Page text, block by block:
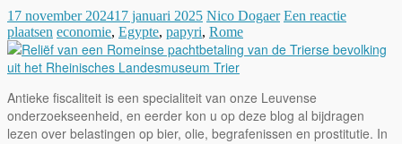
17 november 202417 januari 2025 Nico Dogaer Een reactie
plaatsen economie, Egypte, papyri, Rome
Antieke fiscaliteit is een specialiteit van onze Leuvense
onderzoekseenheid, en eerder kon u op deze blog al bijdragen
lezen over belastingen op bier, olie, begrafenissen en prostitutie. In